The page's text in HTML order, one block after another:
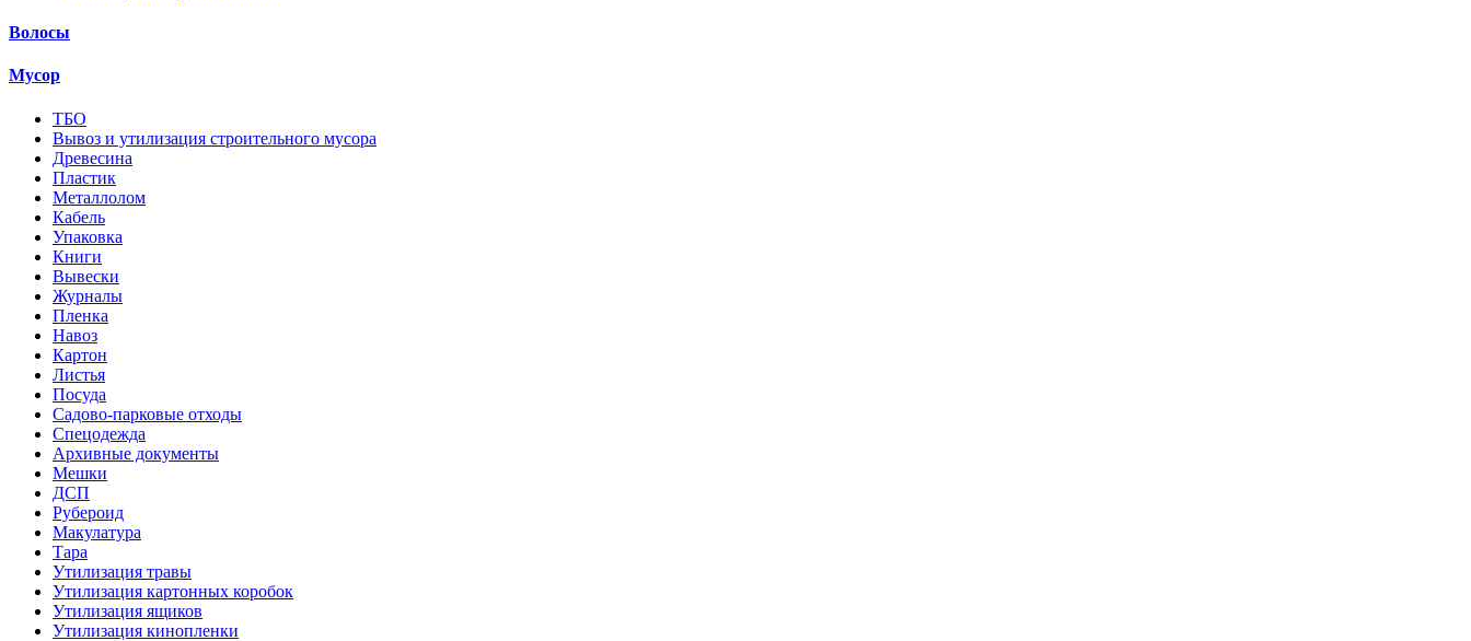
Волосы
Мусор
ТБО
Вывоз и утилизация строительного мусора
Древесина
Пластик
Металлолом
Кабель
Упаковка
Книги
Вывески
Журналы
Пленка
Навоз
Картон
Листья
Посуда
Садово-парковые отходы
Спецодежда
Архивные документы
Мешки
ДСП
Рубероид
Макулатура
Тара
Утилизация травы
Утилизация картонных коробок
Утилизация ящиков
Утилизация кинопленки